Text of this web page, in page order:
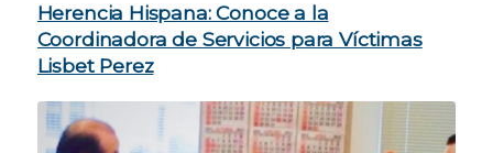
Herencia Hispana: Conoce a la
Coordinadora de Servicios para Víctimas
Lisbet Perez